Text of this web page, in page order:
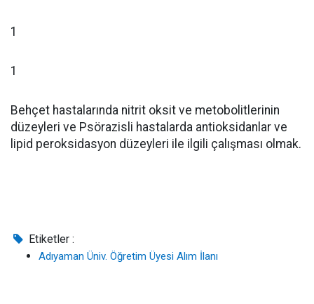
1
1
Behçet hastalarında nitrit oksit ve metobolitlerinin
düzeyleri ve Psörazisli hastalarda antioksidanlar ve
lipid peroksidasyon düzeyleri ile ilgili çalışması olmak.
Etiketler :
Adıyaman Üniv. Öğretim Üyesi Alım İlanı